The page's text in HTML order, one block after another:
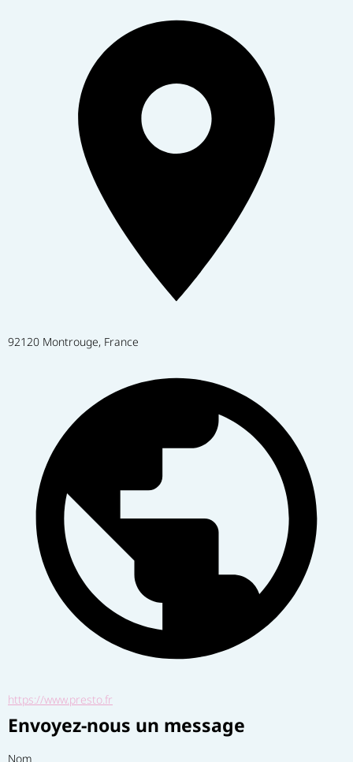
92120 Montrouge, France
https://www.presto.fr
Envoyez-nous un message
Nom